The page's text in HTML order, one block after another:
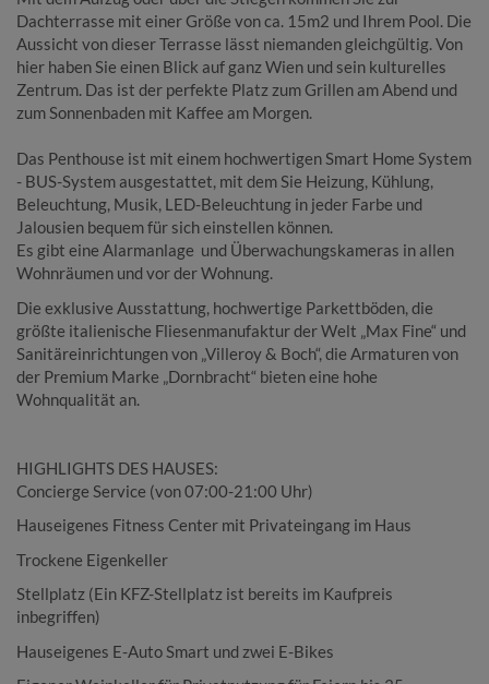
Dachterrasse mit einer Größe von ca. 15m2 und Ihrem Pool. Die
Aussicht von dieser Terrasse lässt niemanden gleichgültig. Von
hier haben Sie einen Blick auf ganz Wien und sein kulturelles
Zentrum. Das ist der perfekte Platz zum Grillen am Abend und
zum Sonnenbaden mit Kaffee am Morgen.
Das Penthouse ist mit einem hochwertigen Smart Home System
- BUS-System ausgestattet, mit dem Sie Heizung, Kühlung,
Beleuchtung, Musik, LED-Beleuchtung in jeder Farbe und
Jalousien bequem für sich einstellen können.
Es gibt eine Alarmanlage und Überwachungskameras in allen
Wohnräumen und vor der Wohnung.
Die exklusive Ausstattung, hochwertige Parkettböden, die
größte italienische Fliesenmanufaktur der Welt „Max Fine“ und
Sanitäreinrichtungen von „Villeroy & Boch“, die Armaturen von
der Premium Marke „Dornbracht“ bieten eine hohe
Wohnqualität an.
HIGHLIGHTS DES HAUSES:
Concierge Service (von 07:00-21:00 Uhr)
Hauseigenes Fitness Center mit Privateingang im Haus
Trockene Eigenkeller
Stellplatz (Ein KFZ-Stellplatz ist bereits im Kaufpreis
inbegriffen)
Hauseigenes E-Auto Smart und zwei E-Bikes